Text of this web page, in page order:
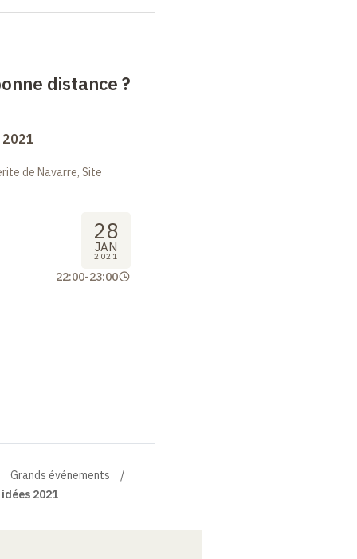
distance ?
de Navarre, Site
28
JAN
2021
22:00-23:00
Grands événements
2021